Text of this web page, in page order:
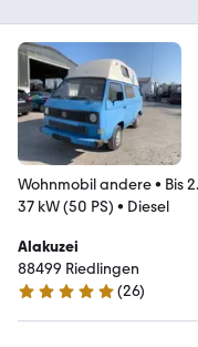
Wohnmobil andere• Bis
37 kW (50 PS) • Diesel
Alakuzei
88499 Riedlingen
5 Sterne
(26)